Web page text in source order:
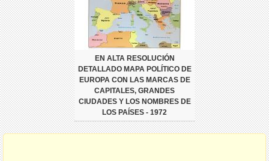
EN ALTA RESOLUCIÓN
DETALLADO MAPA POLÍTICO DE
EUROPA CON LAS MARCAS DE
CAPITALES, GRANDES
CIUDADES Y LOS NOMBRES DE
LOS PAÍSES - 1972